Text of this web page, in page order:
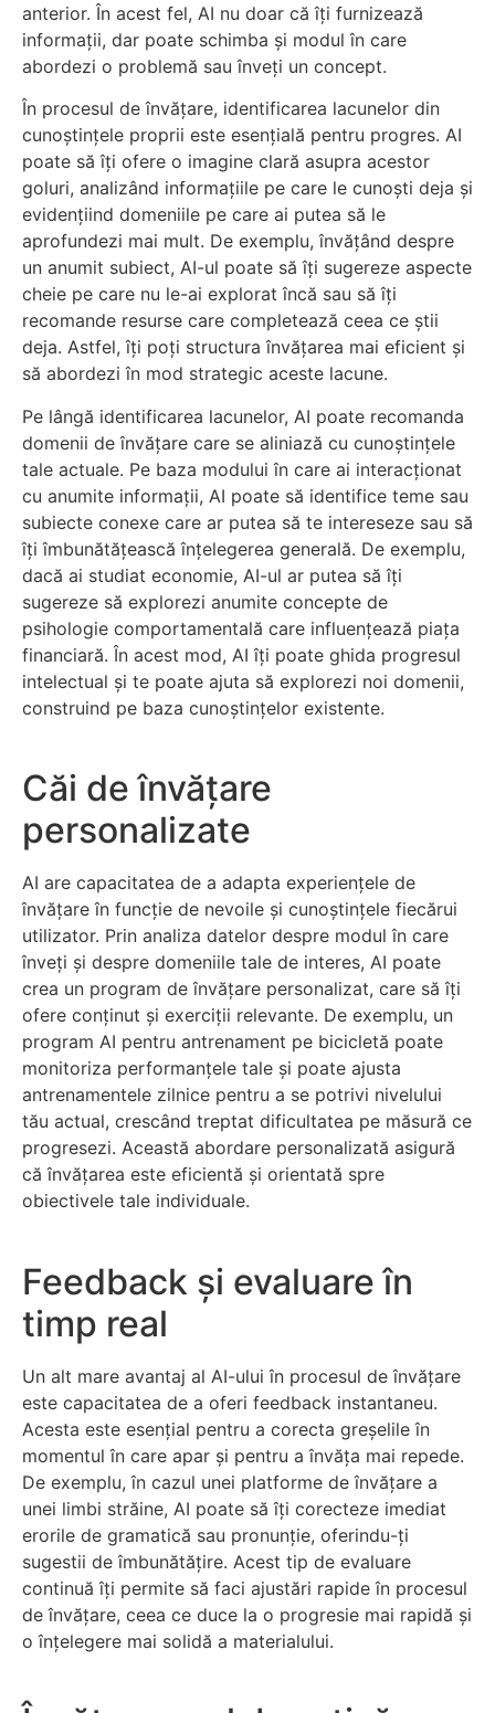
anterior. În acest fel, AI nu doar că îți furnizează
informații, dar poate schimba și modul în care
abordezi o problemă sau înveți un concept.
În procesul de învățare, identificarea lacunelor din
cunoștințele proprii este esențială pentru progres. AI
poate să îți ofere o imagine clară asupra acestor
goluri, analizând informațiile pe care le cunoști deja și
evidențiind domeniile pe care ai putea să le
aprofundezi mai mult. De exemplu, învățând despre
un anumit subiect, AI-ul poate să îți sugereze aspecte
cheie pe care nu le-ai explorat încă sau să îți
recomande resurse care completează ceea ce știi
deja. Astfel, îți poți structura învățarea mai eficient și
să abordezi în mod strategic aceste lacune.
Pe lângă identificarea lacunelor, AI poate recomanda
domenii de învățare care se aliniază cu cunoștințele
tale actuale. Pe baza modului în care ai interacționat
cu anumite informații, AI poate să identifice teme sau
subiecte conexe care ar putea să te intereseze sau să
îți îmbunătățească înțelegerea generală. De exemplu,
dacă ai studiat economie, AI-ul ar putea să îți
sugereze să explorezi anumite concepte de
psihologie comportamentală care influențează piața
financiară. În acest mod, AI îți poate ghida progresul
intelectual și te poate ajuta să explorezi noi domenii,
construind pe baza cunoștințelor existente.
Căi de învățare
personalizate
AI are capacitatea de a adapta experiențele de
învățare în funcție de nevoile și cunoștințele fiecărui
utilizator. Prin analiza datelor despre modul în care
înveți și despre domeniile tale de interes, AI poate
crea un program de învățare personalizat, care să îți
ofere conținut și exerciții relevante. De exemplu, un
program AI pentru antrenament pe bicicletă poate
monitoriza performanțele tale și poate ajusta
antrenamentele zilnice pentru a se potrivi nivelului
tău actual, crescând treptat dificultatea pe măsură ce
progresezi. Această abordare personalizată asigură
că învățarea este eficientă și orientată spre
obiectivele tale individuale.
Feedback și evaluare în
timp real
Un alt mare avantaj al AI-ului în procesul de învățare
este capacitatea de a oferi feedback instantaneu.
Acesta este esențial pentru a corecta greșelile în
momentul în care apar și pentru a învăța mai repede.
De exemplu, în cazul unei platforme de învățare a
unei limbi străine, AI poate să îți corecteze imediat
erorile de gramatică sau pronunție, oferindu-ți
sugestii de îmbunătățire. Acest tip de evaluare
continuă îți permite să faci ajustări rapide în procesul
de învățare, ceea ce duce la o progresie mai rapidă și
o înțelegere mai solidă a materialului.